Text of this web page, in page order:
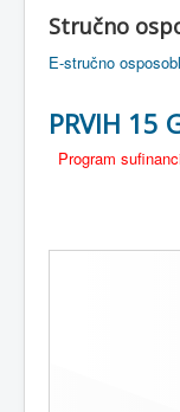
Stručno
E-stručno
PRVIH 15
Program